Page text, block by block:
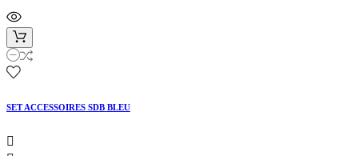
SET ACCESSOIRES SDB BLEU
